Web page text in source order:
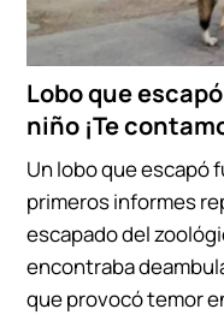
Lobo que
niño ¡Te
Un lobo que escapó
primeros informes
escapado del
encontraba
que provocó temor